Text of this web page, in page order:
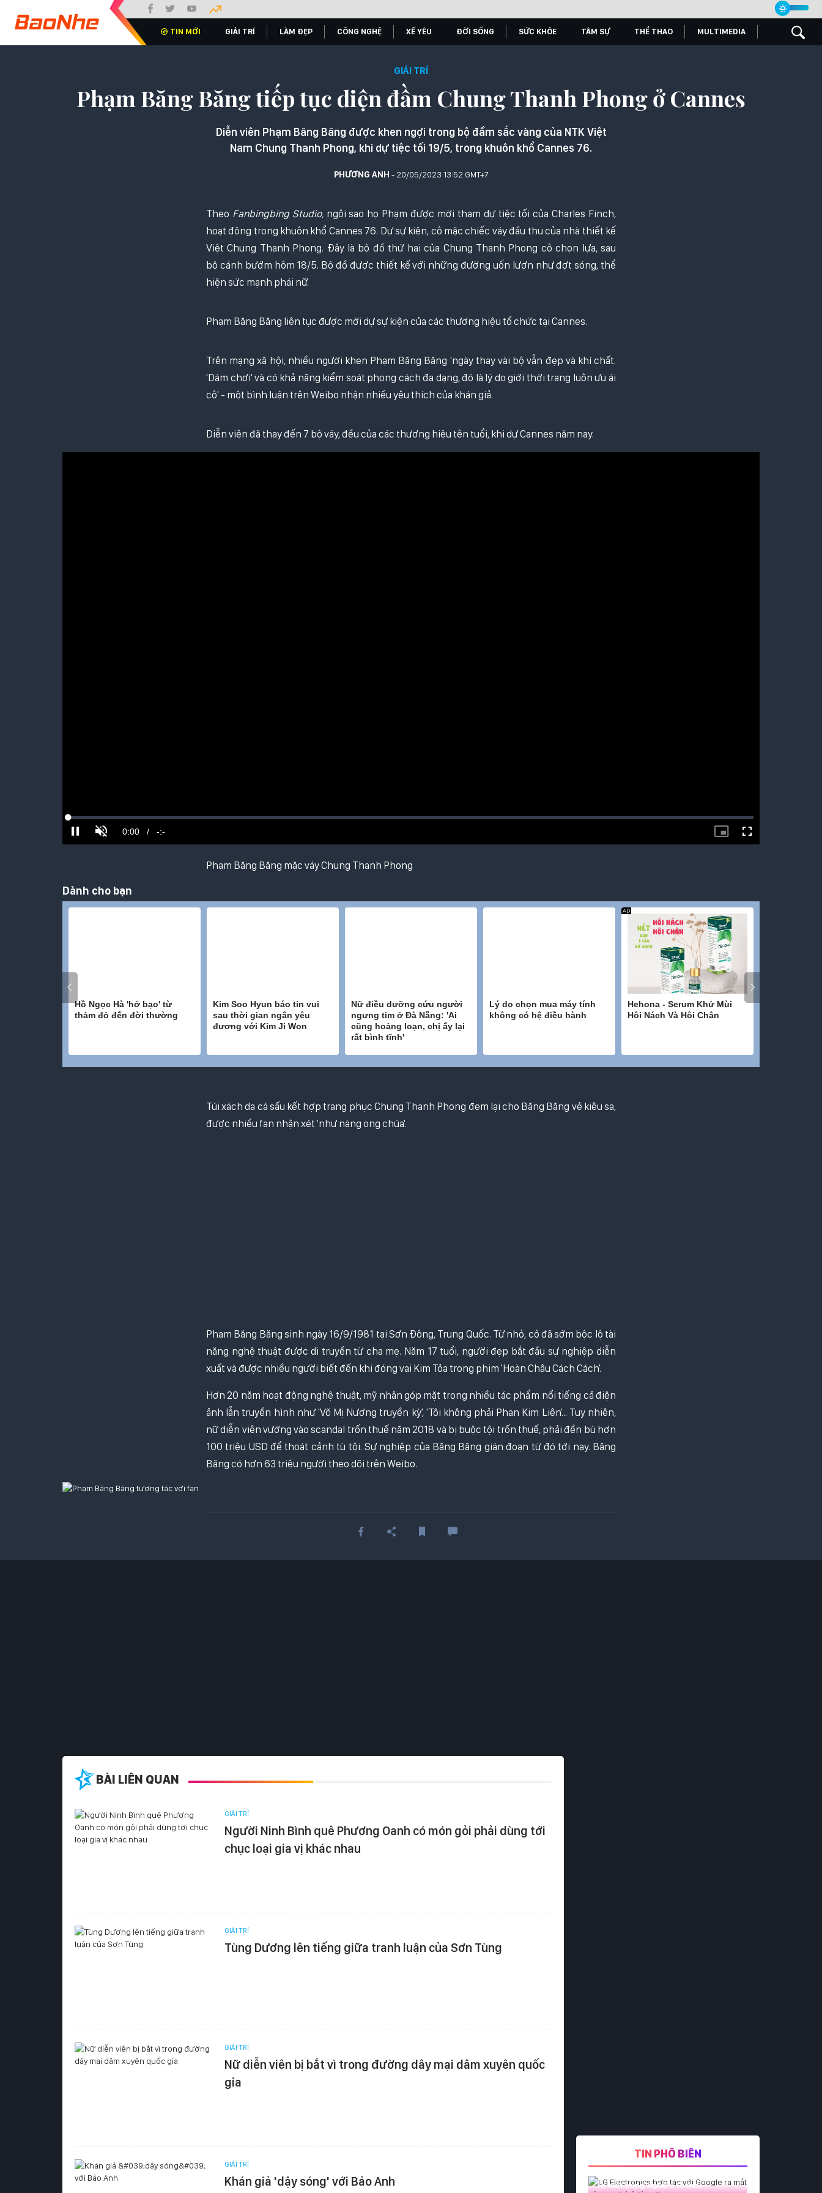
TIN MỚI GIẢI TRÍ LÀM ĐẸP CÔNG NGHỆ XẾ YÊU ĐỜI SỐNG SỨC KHỎE TÂM SỰ THỂ THAO MULTIMEDIA
GIẢI TRÍ
Phạm Băng Băng tiếp tục diện đầm Chung Thanh Phong ở Cannes
Diễn viên Phạm Băng Băng được khen ngợi trong bộ đầm sắc vàng của NTK Việt
Nam Chung Thanh Phong, khi dự tiệc tối 19/5, trong khuôn khổ Cannes 76.
PHƯƠNG ANH - 20/05/2023 13:52 GMT+7
Theo Fanbingbing Studio,ngôi sao họ Phạm được mời tham dự tiệc tối của Charles Finch,
hoạt động trong khuôn khổ Cannes 76. Dự sự kiện, cô mặc chiếc váy đầu thu của nhà thiết kế
Việt Chung Thanh Phong. Đây là bộ đồ thứ hai của Chung Thanh Phong cô chọn lựa, sau
bộ cánh bướm hôm 18/5. Bộ đồ được thiết kế với những đường uốn lượn như đợt sóng, thể
hiện sức mạnh phái nữ.
Phạm Băng Băng liên tục được mời dự sự kiện của các thương hiệu tổ chức tại Cannes.
Trên mạng xã hội, nhiều người khen Phạm Băng Băng 'ngày thay vài bộ vẫn đẹp và khí chất.
'Dám chơi' và có khả năng kiểm soát phong cách đa dạng, đó là lý do giới thời trang luôn ưu ái
cô' - một bình luận trên Weibo nhận nhiều yêu thích của khán giả.
Diễn viên đã thay đến 7 bộ váy, đều của các thương hiệu tên tuổi, khi dự Cannes năm nay.
Phạm Băng Băng mặc váy Chung Thanh Phong
Dành cho bạn
Túi xách da cá sấu kết hợp trang phục Chung Thanh Phong đem lại cho Băng Băng vẻ kiêu sa,
được nhiều fan nhận xét 'như nàng ong chúa'.
Phạm Băng Băng sinh ngày 16/9/1981 tại Sơn Đông, Trung Quốc. Từ nhỏ, cô đã sớm bộc lộ tài
năng nghệ thuật được di truyền từ cha mẹ. Năm 17 tuổi, người đẹp bắt đầu sự nghiệp diễn
xuất và được nhiều người biết đến khi đóng vai Kim Tỏa trong phim 'Hoàn Châu Cách Cách'.
Hơn 20 năm hoạt động nghệ thuật, mỹ nhân góp mặt trong nhiều tác phẩm nổi tiếng cả điện
ảnh lẫn truyền hình như 'Võ Mị Nương truyền kỳ', 'Tôi không phải Phan Kim Liên'... Tuy nhiên,
nữ diễn viên vướng vào scandal trốn thuế năm 2018 và bị buộc tội trốn thuế, phải đền bù hơn
100 triệu USD để thoát cảnh tù tội. Sự nghiệp của Băng Băng gián đoạn từ đó tới nay. Băng
Băng có hơn 63 triệu người theo dõi trên Weibo.
BÀI LIÊN QUAN
GIẢI TRÍ
Người Ninh Bình quê Phương Oanh có món gỏi phải dùng tới
chục loại gia vị khác nhau
GIẢI TRÍ
Tùng Dương lên tiếng giữa tranh luận của Sơn Tùng
GIẢI TRÍ
Nữ diễn viên bị bắt vì trong đường dây mại dâm xuyên quốc
gia
GIẢI TRÍ
Khán giả 'dậy sóng' với Bảo Anh
TIN PHỔ BIẾN
ra mắt công nghệ ô tô mới